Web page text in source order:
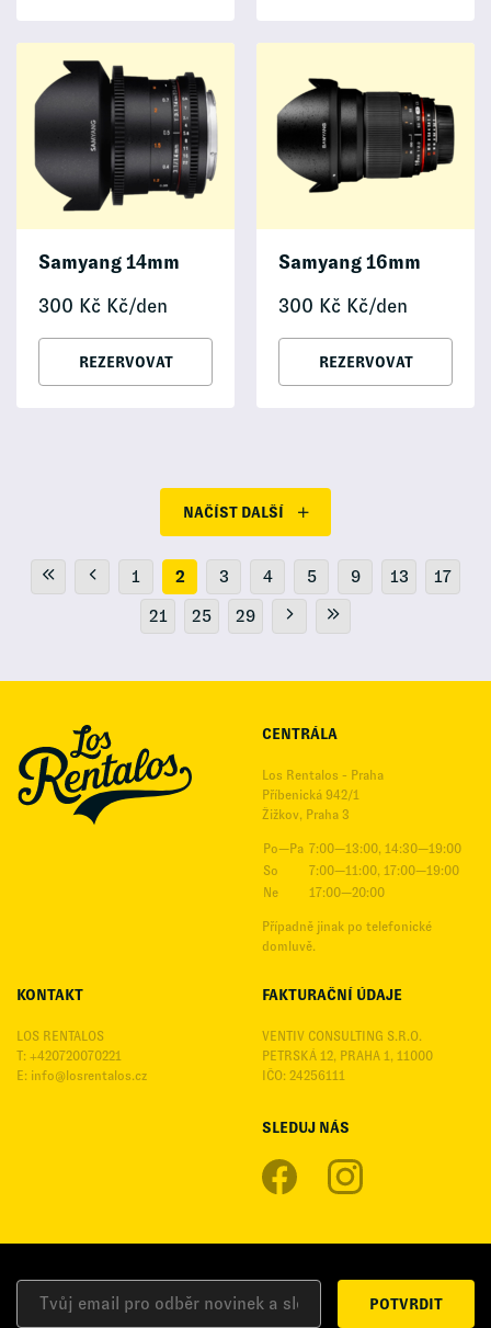
Samyang 14mm
300 Kč Kč/den
REZERVOVAT
Samyang 16mm
300 Kč Kč/den
REZERVOVAT
NAČÍST DALŠÍ
1 2 3 4 5 9 13 17
21 25 29
CENTRÁLA
Los Rentalos - Praha
Příbenická 942/1
Žižkov, Praha 3
Po—Pa 7:00—13:00, 14:30—19:00
So
7:00—11:00, 17:00—19:00
Ne
17:00—20:00
Případně jinak po telefonické
domluvě.
KONTAKT
LOS RENTALOS
T: +420720070221
E: info@losrentalos.cz
FAKTURAČNÍ ÚDAJE
VENTIV CONSULTING S.R.O.
PETRSKÁ 12, PRAHA 1, 11000
IČO: 24256111
SLEDUJ NÁS
POTVRDIT